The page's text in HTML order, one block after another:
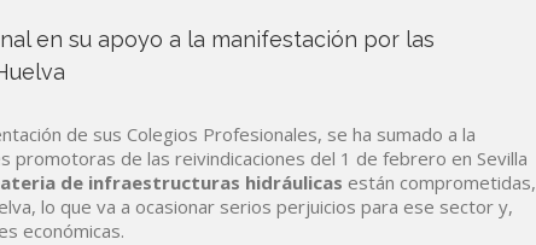
en su apoyo a la manifestación por las
de sus Colegios Profesionales, se ha sumado a la
promotoras de las reivindicaciones del 1 de febrero en Sevilla
de infraestructuras hidráulicas están comprometidas,
lo que va a ocasionar serios perjuicios para ese sector y,
económicas.